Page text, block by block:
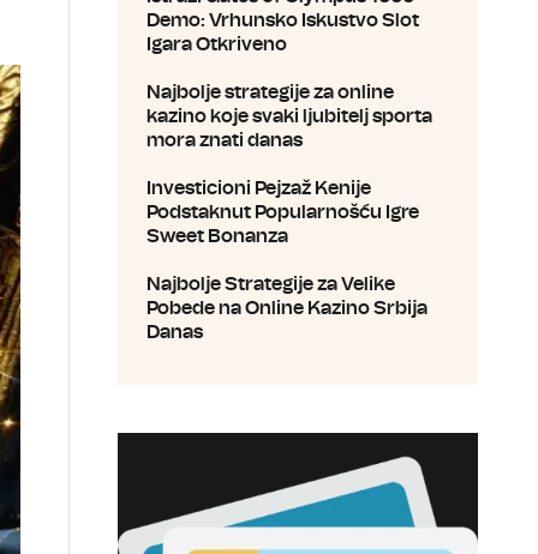
Demo: Vrhunsko Iskustvo Slot
Igara Otkriveno
Najbolje strategije za online
kazino koje svaki ljubitelj sporta
mora znati danas
Investicioni Pejzaž Kenije
Podstaknut Popularnošću Igre
Sweet Bonanza
Najbolje Strategije za Velike
Pobede na Online Kazino Srbija
Danas